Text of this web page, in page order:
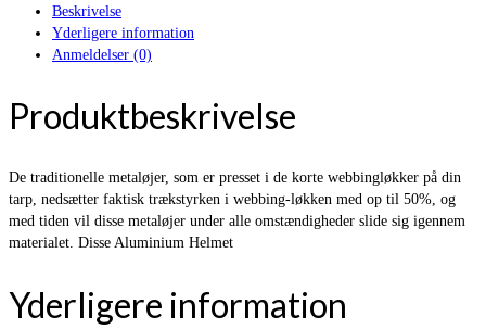
Beskrivelse
Yderligere information
Anmeldelser (0)
Produktbeskrivelse
De traditionelle metaløjer, som er presset i de korte webbingløkker på din
tarp, nedsætter faktisk trækstyrken i webbing-løkken med op til 50%, og
med tiden vil disse metaløjer under alle omstændigheder slide sig igennem
materialet. Disse Aluminium Helmet
Yderligere information